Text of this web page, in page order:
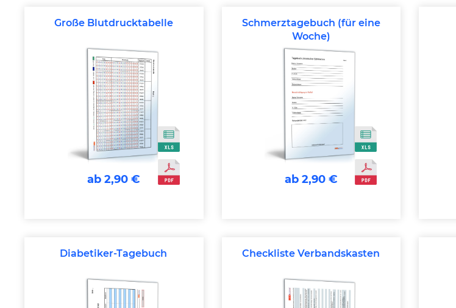
Große Blutdrucktabelle
ab 2,90 €
Schmerztagebuch (für eine
Woche)
ab 2,90 €
Diabetiker-Tagebuch Checkliste Verbandskasten